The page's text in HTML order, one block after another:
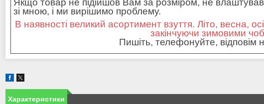
Якщо товар не підійшов Вам за розміром, не влаштував
зі мною, і ми вирішимо проблему.
В наявності великий асортимент взуття. Літо, весна,
закінчуючи зимовими
Пишіть, телефонуйте, відповім
Характеристики